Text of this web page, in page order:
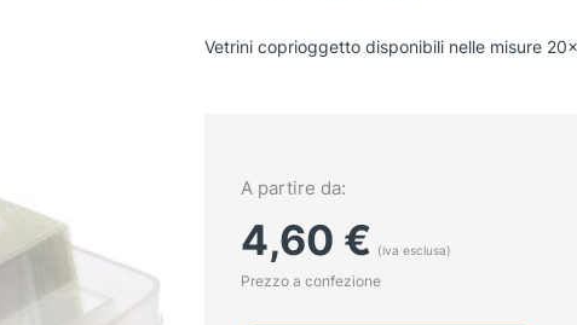
Vetrini coprioggetto disponibili nelle misure
A partire da:
4,60 € (iva esclusa)
Prezzo a confezione